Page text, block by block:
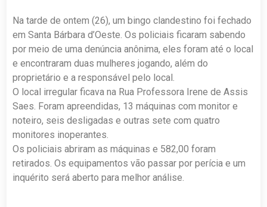
Na tarde de ontem (26), um bingo clandestino foi fechado
em Santa Bárbara d’Oeste. Os policiais ficaram sabendo
por meio de uma denúncia anônima, eles foram até o local
e encontraram duas mulheres jogando, além do
proprietário e a responsável pelo local.
O local irregular ficava na Rua Professora Irene de Assis
Saes. Foram apreendidas, 13 máquinas com monitor e
noteiro, seis desligadas e outras sete com quatro
monitores inoperantes.
Os policiais abriram as máquinas e 582,00 foram
retirados. Os equipamentos vão passar por perícia e um
inquérito será aberto para melhor análise.